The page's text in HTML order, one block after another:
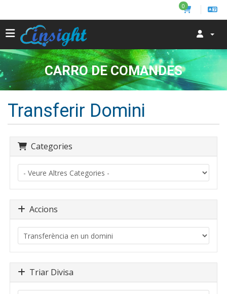
0
CARRO DE COMANDES
Transferir Domini
Categories
Accions
Triar Divisa